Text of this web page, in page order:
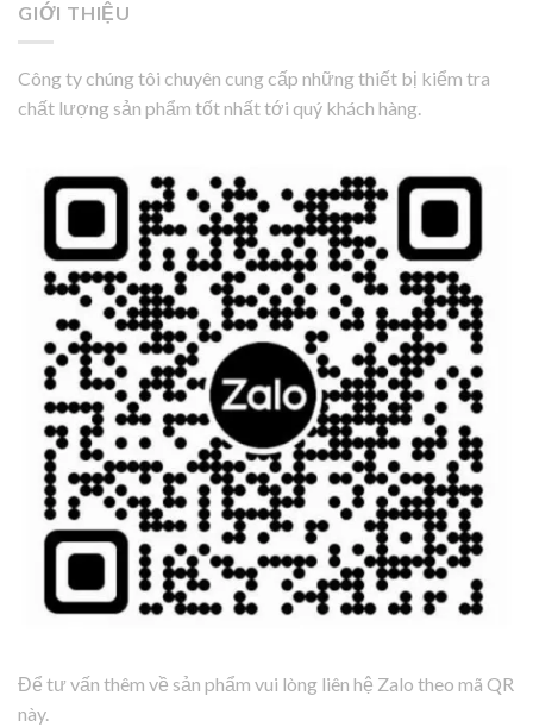
GIỚI THIỆU
Công ty chúng tôi chuyên cung cấp những thiết bị kiểm tra
chất lượng sản phẩm tốt nhất tới quý khách hàng.
Để tư vấn thêm về sản phẩm vui lòng liên hệ Zalo theo mã QR
này.